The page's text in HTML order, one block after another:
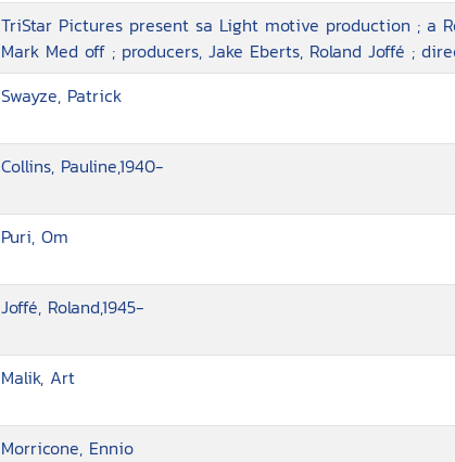
TriStar Pictures present sa Light motive production ; a
Mark Med off ; producers, Jake Eberts, Roland Joffé ;
Swayze, Patrick
Collins, Pauline,1940-
Puri, Om
Joffé, Roland,1945-
Malik, Art
Morricone, Ennio